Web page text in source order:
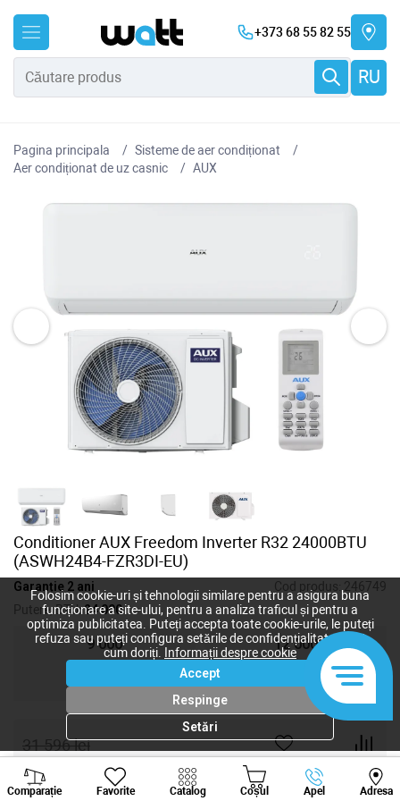
+373 68 55 82 55
RU
Pagina principala
Sisteme de aer condiționat
Aer condiționat de uz casnic
AUX
Conditioner AUX Freedom Inverter R32 24000BTU
(ASWH24B4-FZR3DI-EU)
Garanție 2 ani Cod produs: 246749
Putere, BTU:24 000
9 000 12 000
31 596lei
21 064 lei
Comparație Favorite Catalog Coșul Apel Adresa
Viber Whatsapp
Folosim cookie-uri și tehnologii similare pentru a asigura buna
funcționare a site-ului, pentru a analiza traficul și pentru a
optimiza publicitatea. Puteți accepta toate cookie-urile, le puteți
refuza sau puteți configura setările de confidențialitate după
cum doriți.
Informații despre cookie
Accept
Respinge
Setări